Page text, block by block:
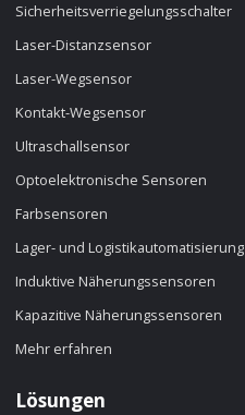
Sicherheitsverriegelungsschalter
Laser-Distanzsensor
Laser-Wegsensor
Kontakt-Wegsensor
Ultraschallsensor
Optoelektronische Sensoren
Farbsensoren
Lager- und Logistikautomatisierung
Induktive Näherungssensoren
Kapazitive Näherungssensoren
Mehr erfahren
Lösungen